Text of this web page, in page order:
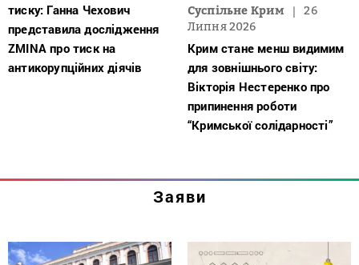
тиску: Ганна Чехович
представила дослідження
ZMINA про тиск на
антикорупційних діячів
Суспільне Крим
26
Липня 2026
Крим стане менш видимим
для зовнішнього світу:
Вікторія Нестеренко про
припинення роботи
“Кримської солідарності”
Заяви